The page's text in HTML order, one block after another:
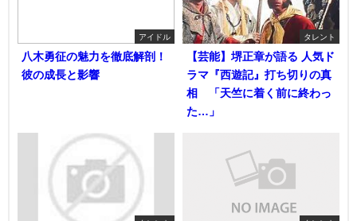
アイドル
八木勇征の魅力を徹底解剖！
彼の成長と影響
タレント
【芸能】堺正章が語る 人気ド
ラマ『西遊記』打ち切りの真
相 「天竺に着く前に終わっ
た…」